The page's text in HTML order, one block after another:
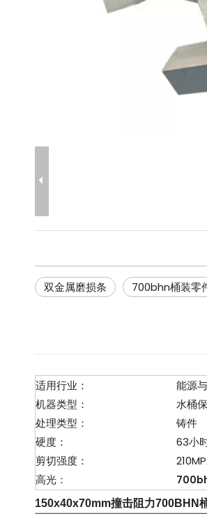
双金属磨损条 700bhn桶装零
适用行业： 能源
机器类型：
水桶
处理类型：
铸件
硬度：
63小
剪切强度：
高光：
150x40x70mm撞击阻力700BHN